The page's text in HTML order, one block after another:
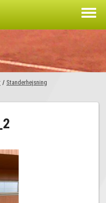
/ Standerhejsning